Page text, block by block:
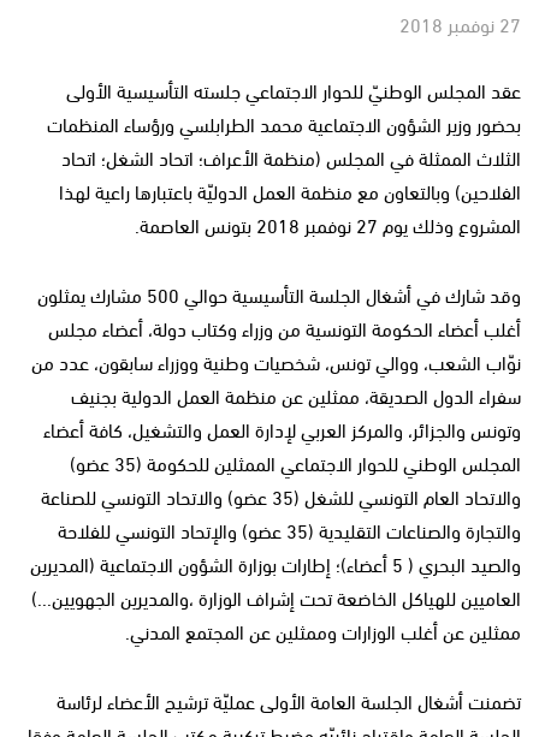
27 نوفمبر 2018
عقد المجلس الوطنيّ للحوار الاجتماعي جلسته التأسيسية الأولى
بحضور وزير الشؤون الاجتماعية محمد الطرابلسي ورؤساء المنظمات
الثلاث الممثلة في المجلس (منظمة الأعراف؛ اتحاد الشغل؛ اتحاد
الفلاحين) وبالتعاون مع منظمة العمل الدوليّة باعتبارها راعية لهذا
المشروع وذلك يوم 27 نوفمبر 2018 بتونس العاصمة.
وقد شارك في أشغال الجلسة التأسيسية حوالي 500 مشارك يمثلون
أغلب أعضاء الحكومة التونسية من وزراء وكتاب دولة، أعضاء مجلس
نوّاب الشعب، ووالي تونس، شخصيات وطنية ووزراء سابقون، عدد من
سفراء الدول الصديقة، ممثلين عن منظمة العمل الدولية بجنيف
وتونس والجزائر، والمركز العربي لإدارة العمل والتشغيل، كافة أعضاء
المجلس الوطني للحوار الاجتماعي الممثلين للحكومة (35 عضو)
والاتحاد العام التونسي للشغل (35 عضو) والاتحاد التونسي للصناعة
والتجارة والصناعات التقليدية (35 عضو) والإتحاد التونسي للفلاحة
والصيد البحري ( 5 أعضاء)؛ إطارات بوزارة الشؤون الاجتماعية (المديرين
العاميين للهياكل الخاضعة تحت إشراف الوزارة ،والمديرين الجهويين...)
ممثلين عن أغلب الوزارات وممثلين عن المجتمع المدني.
تضمنت أشغال الجلسة العامة الأولى عمليّة ترشيح الأعضاء لرئاسة